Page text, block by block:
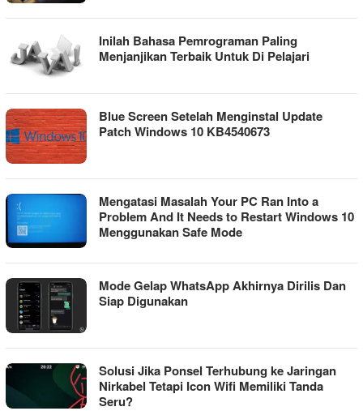
Inilah Bahasa Pemrograman Paling
Menjanjikan Terbaik Untuk Di Pelajari
Blue Screen Setelah Menginstal Update
Patch Windows 10 KB4540673
Mengatasi Masalah Your PC Ran Into a
Problem And It Needs to Restart Windows 10
Menggunakan Safe Mode
Mode Gelap WhatsApp Akhirnya Dirilis Dan
Siap Digunakan
Solusi Jika Ponsel Terhubung ke Jaringan
Nirkabel Tetapi Icon Wifi Memiliki Tanda
Seru?